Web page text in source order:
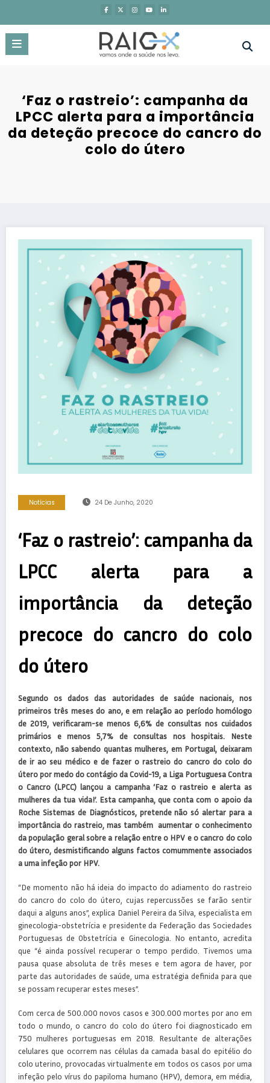
o
conteúdo
‘Faz o rastreio’: campanha da
LPCC alerta para a importância
da deteção precoce do cancro do
colo do útero
Notícias 24 De Junho, 2020
‘Faz o rastreio’: campanha da
LPCC alerta para a
importância da deteção
precoce do cancro do colo
do útero
Segundo os dados das autoridades de saúde nacionais, nos
primeiros três meses do ano, e em relação ao período homólogo
de 2019, verificaram-se menos 6,6% de consultas nos cuidados
primários e menos 5,7% de consultas nos hospitais. Neste
contexto, não sabendo quantas mulheres, em Portugal, deixaram
de ir ao seu médico e de fazer o rastreio do cancro do colo do
útero por medo do contágio da Covid-19, a Liga Portuguesa Contra
o Cancro (LPCC) lançou a campanha ‘Faz o rastreio e alerta as
mulheres da tua vida!’. Esta campanha, que conta com o apoio da
Roche Sistemas de Diagnósticos, pretende não só alertar para a
importância do rastreio, mas também aumentar o conhecimento
da população geral sobre a relação entre o HPV e o cancro do colo
do útero, desmistificando alguns factos comummente associados
a uma infeção por HPV.
“De momento não há ideia do impacto do adiamento do rastreio
do cancro do colo do útero, cujas repercussões se farão sentir
daqui a alguns anos”, explica Daniel Pereira da Silva, especialista em
ginecologia-obstetrícia e presidente da Federação das Sociedades
Portuguesas de Obstetrícia e Ginecologia. No entanto, acredita
que “é ainda possível recuperar o tempo perdido. Tivemos uma
pausa quase absoluta de três meses e tem agora de haver, por
parte das autoridades de saúde, uma estratégia definida para que
se possam recuperar estes meses”.
Com cerca de 500.000 novos casos e 300.000 mortes por ano em
todo o mundo, o cancro do colo do útero foi diagnosticado em
750 mulheres portuguesas em 2018. Resultante de alterações
celulares que ocorrem nas células da camada basal do epitélio do
colo uterino, provocadas virtualmente em todos os casos por uma
infeção pelo vírus do papiloma humano (HPV), demora, em média,